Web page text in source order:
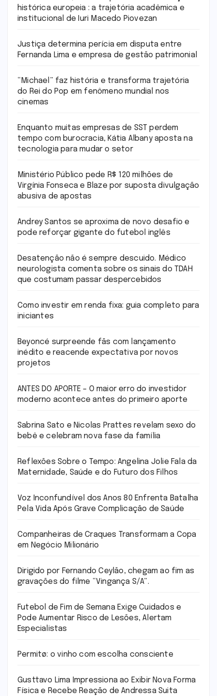
histórica europeia : a trajetória acadêmica e
institucional de Iuri Macedo Piovezan
Justiça determina perícia em disputa entre
Fernanda Lima e empresa de gestão patrimonial
“Michael” faz história e transforma trajetória
do Rei do Pop em fenômeno mundial nos
cinemas
Enquanto muitas empresas de SST perdem
tempo com burocracia, Kátia Albany aposta na
tecnologia para mudar o setor
Ministério Público pede R$ 120 milhões de
Virgínia Fonseca e Blaze por suposta divulgação
abusiva de apostas
Andrey Santos se aproxima de novo desafio e
pode reforçar gigante do futebol inglês
Desatenção não é sempre descuido. Médico
neurologista comenta sobre os sinais do TDAH
que costumam passar despercebidos
Como investir em renda fixa: guia completo para
iniciantes
Beyoncé surpreende fãs com lançamento
inédito e reacende expectativa por novos
projetos
ANTES DO APORTE – O maior erro do investidor
moderno acontece antes do primeiro aporte
Sabrina Sato e Nicolas Prattes revelam sexo do
bebê e celebram nova fase da família
Reflexões Sobre o Tempo: Angelina Jolie Fala da
Maternidade, Saúde e do Futuro dos Filhos
Voz Inconfundível dos Anos 80 Enfrenta Batalha
Pela Vida Após Grave Complicação de Saúde
Companheiras de Craques Transformam a Copa
em Negócio Milionário
Dirigido por Fernando Ceylão, chegam ao fim as
gravações do filme “Vingança S/A”.
Futebol de Fim de Semana Exige Cuidados e
Pode Aumentar Risco de Lesões, Alertam
Especialistas
Permitø: o vinho com escolha consciente
Gusttavo Lima Impressiona ao Exibir Nova Forma
Física e Recebe Reação de Andressa Suita